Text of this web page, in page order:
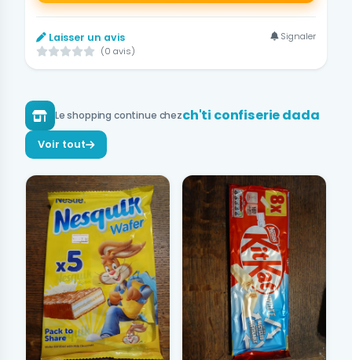
Laisser un avis
(0 avis)
Signaler
Le shopping continue chezch'ti confiserie dada
Voir tout